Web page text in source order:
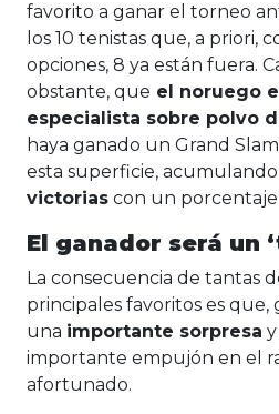
favorito a ganar el torneo
los 10 tenistas que, a priori,
opciones, 8 ya están fuera.
obstante, que el noruego
especialista sobre polvo
haya ganado un Grand
esta superficie, acumulando
victorias con un porcentaje
El ganador será un
La consecuencia de tantas
principales favoritos es que,
una importante sorpresa
importante empujón en el
afortunado.